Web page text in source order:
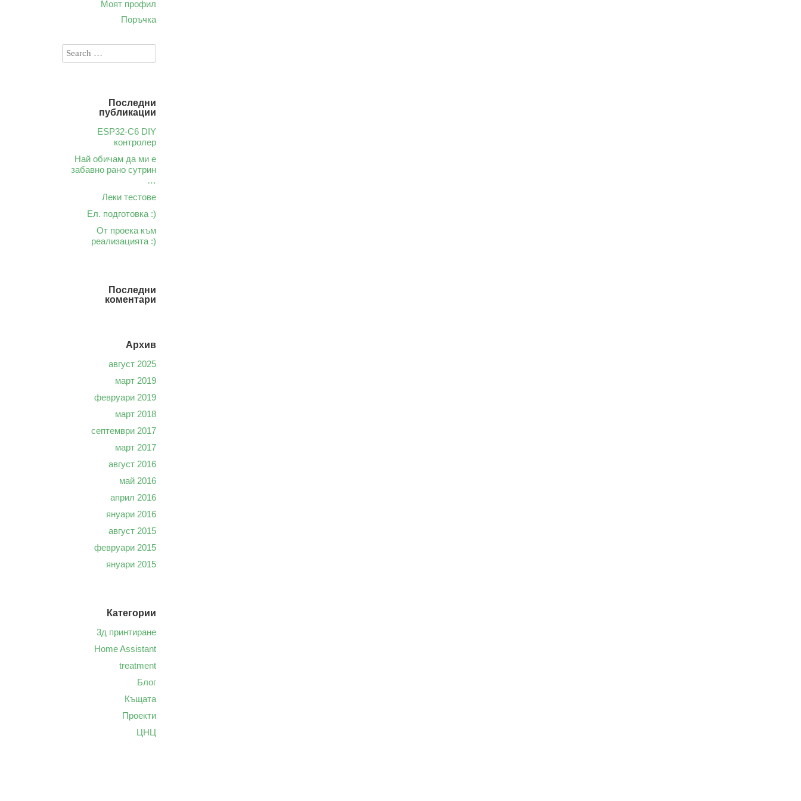
Моят профил
Поръчка
Последни
публикации
ESP32-C6 DIY
контролер
Най обичам да ми е
забавно рано сутрин
…
Леки тестове
Ел. подготовка :)
От проека към
реализацията :)
Последни
коментари
Архив
август 2025
март 2019
февруари 2019
март 2018
септември 2017
март 2017
август 2016
май 2016
април 2016
януари 2016
август 2015
февруари 2015
януари 2015
Категории
3д принтиране
Home Assistant
treatment
Блог
Къщата
Проекти
ЦНЦ